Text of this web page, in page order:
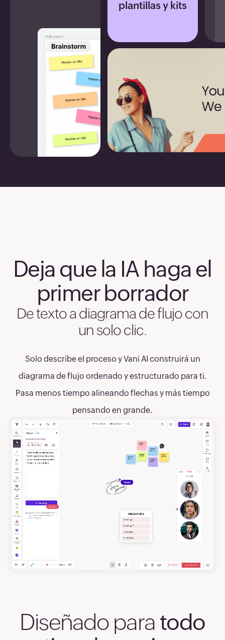
plantillas y kits
Deja que la IA haga el
primer borrador
De texto a diagrama de flujo con
un solo clic.
Solo describe el proceso y Vani AI construirá un
diagrama de flujo ordenado y estructurado para ti.
Pasa menos tiempo alineando flechas y más tiempo
pensando en grande.
Diseñado para todo